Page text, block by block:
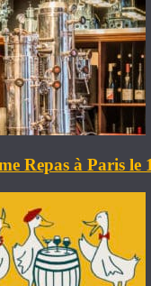
Repas à Paris le